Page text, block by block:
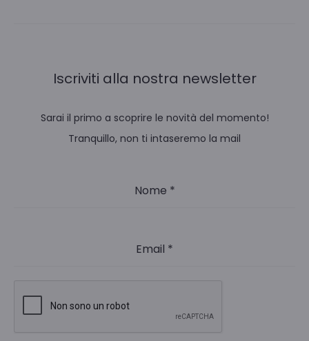
Iscriviti alla nostra newsletter
Sarai il primo a scoprire le novità del momento!
Tranquillo, non ti intaseremo la mail
Nome *
Email *